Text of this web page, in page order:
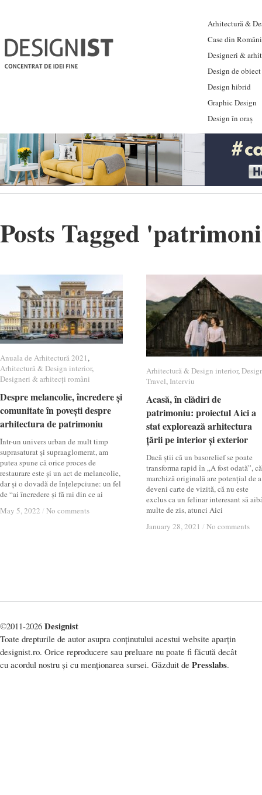
Arhitectură &
Case din
Designeri &
Design de obiect
Design hibrid
Graphic Design
Design în oraș
Posts Tagged '
Anuala de Arhitectură 2021,
Arhitectură & Design interior,
Designeri & arhitecți români
Despre melancolie, încredere și
comunitate în povești despre
arhitectura de patrimoniu
Într-un univers urban de mult timp
suprasaturat și supraaglomerat, am
putea spune că orice proces de
restaurare este și un act de melancolie,
dar și o dovadă de înțelepciune: un fel
de “ai încredere și fă rai din ce ai
May 5, 2022 / No comments
Anuala de Arhitectură 2021
Arhitectură & Design interior
Designeri & arhitecți români
Despre melancolie, încredere și
comunitate în povești despre
arhitectura de patrimoniu
May 5, 2022 / No comments
Arhitectură & Design interior,
Travel, Interviu
Acasă, în clădiri de
patrimoniu: proiectul Aici a
stat explorează arhitectura
țării pe interior și exterior
Dacă știi că un basorelief se poate
transforma rapid în „A fost odată”,
marchiză originală are potențial de a
deveni carte de vizită, că nu este
exclus ca un felinar interesant să
multe de zis, atunci Aici
January 28, 2021 / No comments
Arhitectură & Design interior
Travel Interviu
Acasă, în clădiri de
patrimoniu: proiectul Aici a
stat explorează arhitectura
țării pe interior și exterior
January 28, 2021 / No comments
©2011-2026 Designist
Toate drepturile de autor asupra conținutului acestui website aparțin
designist.ro. Orice reproducere sau preluare nu poate fi făcută decât
cu acordul nostru și cu menționarea sursei. Găzduit de Presslabs.